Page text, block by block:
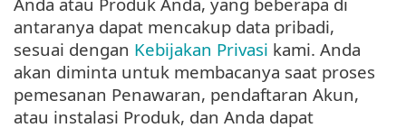
antaranya dapat mencakup data pribadi,
sesuai dengan Kebijakan Privasi kami. Anda
akan diminta untuk membacanya saat proses
pemesanan Penawaran, pendaftaran Akun,
atau instalasi Produk, dan Anda dapat